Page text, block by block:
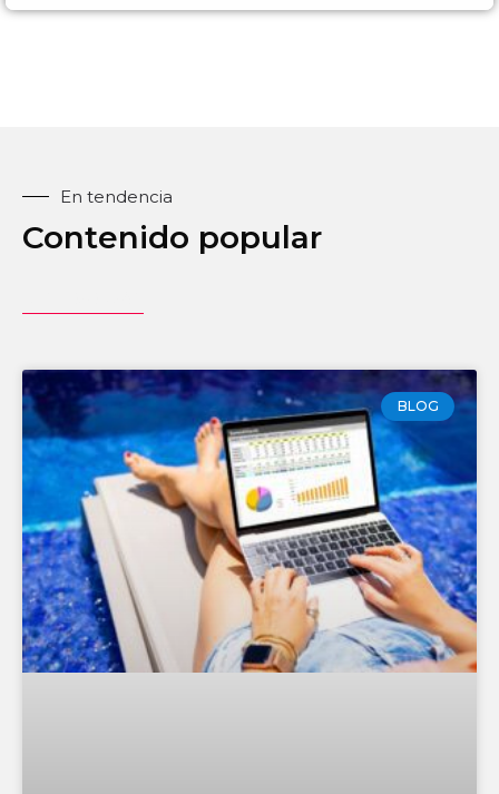
En tendencia
Contenido popular
BLOG